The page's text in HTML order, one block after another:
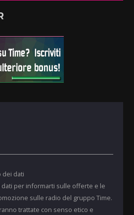
dei dati
dati per informarti sulle offerte e le
sulle radio del gruppo Time.
trattate con senso etico e